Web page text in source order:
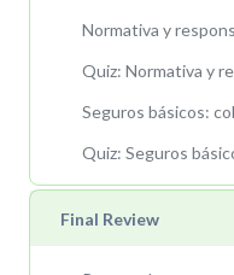
Seguros básicos:
Final Review